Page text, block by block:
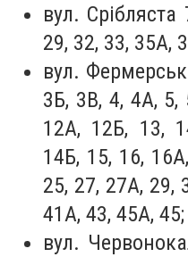
вул.
29, 32, 33, 35А,
вул.
3Б, 3В, 4, 4А, 5,
12А, 12Б, 13,
14Б, 15, 16,
25, 27, 27А, 29,
41А, 43, 45А, 45;
вул.